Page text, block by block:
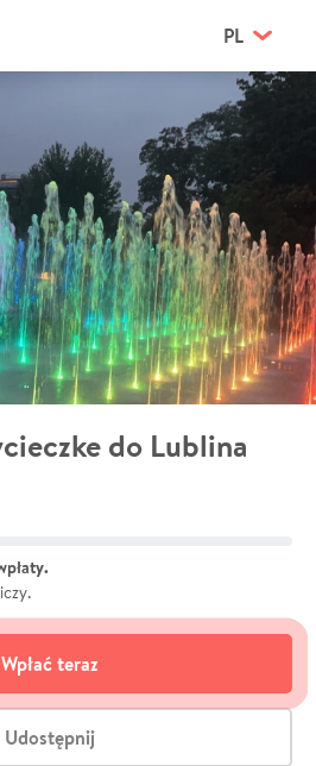
PL
do Lublina
Wpłać teraz
Udostępnij